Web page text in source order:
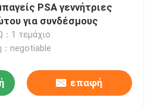
PSA γεννήτριες
για συνδέσμους
：1 τεμάχιο
：negotiable
επαφή